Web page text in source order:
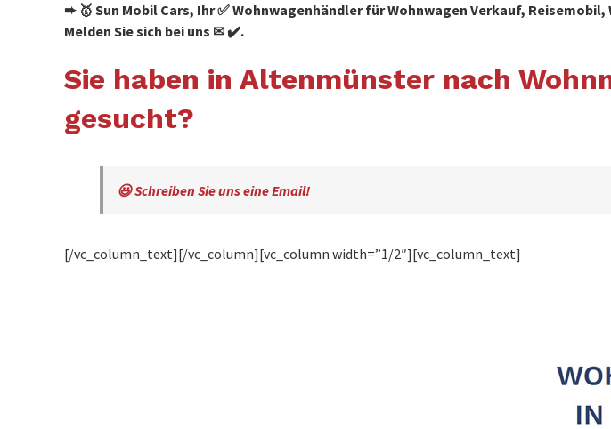
➨ 🥇 Sun Mobil Cars, Ihr ✅ Wohnwagenhändler für Wohnwagen Verkauf,
Melden Sie sich bei uns ✉ ✔️.
Sie haben in Altenmünster nach
gesucht?
😃 Schreiben Sie uns eine Email!
[/vc_column_text][/vc_column][vc_column width=”1/2″][vc_column_text]